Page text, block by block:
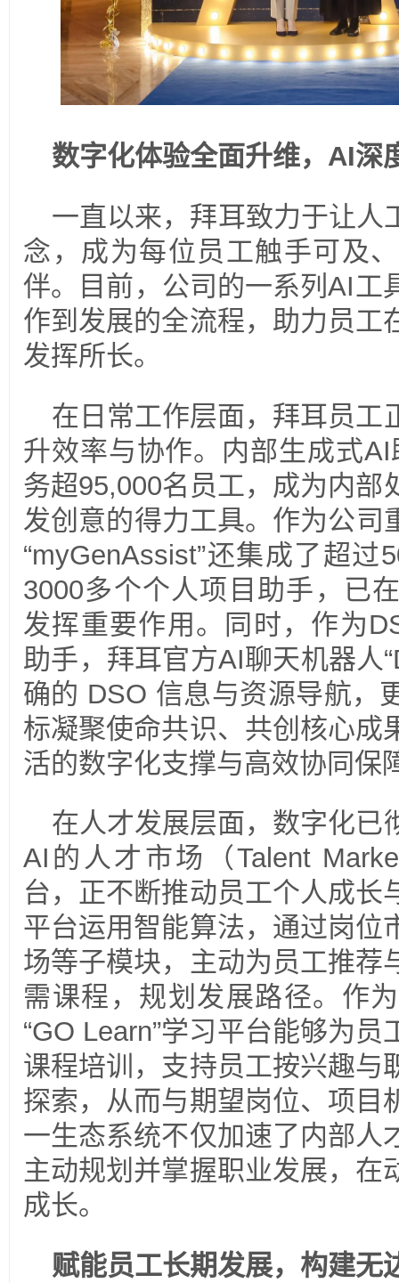
数字化体验全面升维，AI深
一直以来，拜耳致力于让人
念，成为每位员工触手可及
伴。目前，公司的一系列AI工
作到发展的全流程，助力员工
发挥所长。
在日常工作层面，拜耳员工
升效率与协作。内部生成式AI
务超95,000名员工，成为内部
发创意的得力工具。作为公司
“myGenAssist”还集成了超
3000多个个人项目助手，已
发挥重要作用。同时，作为
助手，拜耳官方AI聊天机器人
确的 DSO 信息与资源导航，
标凝聚使命共识、共创核心成
活的数字化支撑与高效协同保
在人才发展层面，数字化已
AI的人才市场（Talent
台，正不断推动员工个人成长
平台运用智能算法，通过岗位
场等子模块，主动为员工推荐
需课程，规划发展路径。作
“GO Learn”学习平台能够为
课程培训，支持员工按兴趣与
探索，从而与期望岗位、项目
一生态系统不仅加速了内部人
主动规划并掌握职业发展，在
成长。
赋能员工长期发展，构建无